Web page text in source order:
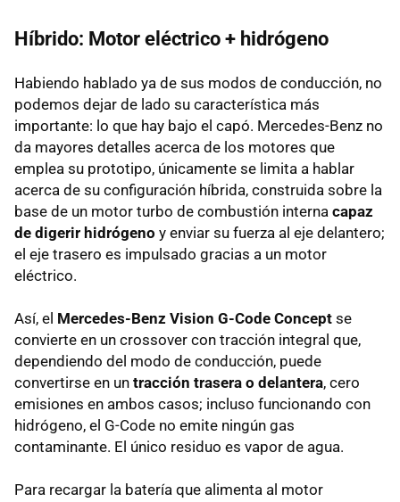
Híbrido: Motor eléctrico + hidrógeno
Habiendo hablado ya de sus modos de conducción, no
podemos dejar de lado su característica más
importante: lo que hay bajo el capó. Mercedes-Benz no
da mayores detalles acerca de los motores que
emplea su prototipo, únicamente se limita a hablar
acerca de su configuración híbrida, construida sobre la
base de un motor turbo de combustión interna capaz
de digerir hidrógeno y enviar su fuerza al eje delantero;
el eje trasero es impulsado gracias a un motor
eléctrico.
Así, el Mercedes-Benz Vision G-Code Concept se
convierte en un crossover con tracción integral que,
dependiendo del modo de conducción, puede
convertirse en un tracción trasera o delantera, cero
emisiones en ambos casos; incluso funcionando con
hidrógeno, el G-Code no emite ningún gas
contaminante. El único residuo es vapor de agua.
Para recargar la batería que alimenta al motor